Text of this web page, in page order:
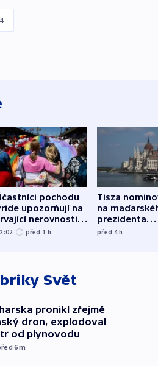
pochodu
upozorňují na
nerovnosti i
před 1 h
Tisza
na
prezidenta
bývalého
před 4h
Svět
pronikl zřejmě
dron, explodoval
od plynovodu
6m